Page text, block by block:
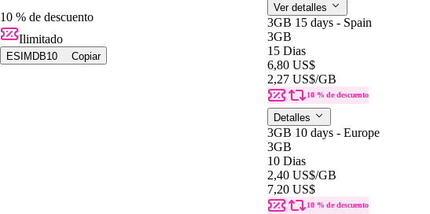
10 % de descuento
Ilimitado
ESIMDB10 Copiar
Ver detalles
3GB 15 days - Spain
3GB
15 Dias
6,80 US$
2,27 US$/GB
10 % de descuento
Detalles
3GB 10 days - Europe
3GB
10 Dias
2,40 US$/GB
7,20 US$
10 % de descuento